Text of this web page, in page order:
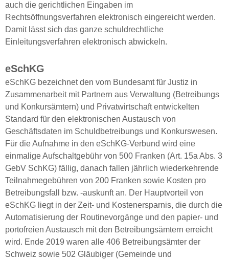
auch die gerichtlichen Eingaben im
Rechtsöffnungsverfahren elektronisch eingereicht werden.
Damit lässt sich das ganze schuldrechtliche
Einleitungsverfahren elektronisch abwickeln.
eSchKG
eSchKG bezeichnet den vom Bundesamt für Justiz in
Zusammenarbeit mit Partnern aus Verwaltung (Betreibungs
und Konkursämtern) und Privatwirtschaft entwickelten
Standard für den elektronischen Austausch von
Geschäftsdaten im Schuldbetreibungs und Konkurswesen.
Für die Aufnahme in den eSchKG-Verbund wird eine
einmalige Aufschaltgebühr von 500 Franken (Art. 15a Abs. 3
GebV SchKG) fällig, danach fallen jährlich wiederkehrende
Teilnahmegebühren von 200 Franken sowie Kosten pro
Betreibungsfall bzw. -auskunft an. Der Hauptvorteil von
eSchKG liegt in der Zeit- und Kostenersparnis, die durch die
Automatisierung der Routinevorgänge und den papier- und
portofreien Austausch mit den Betreibungsämtern erreicht
wird. Ende 2019 waren alle 406 Betreibungsämter der
Schweiz sowie 502 Gläubiger (Gemeinde und